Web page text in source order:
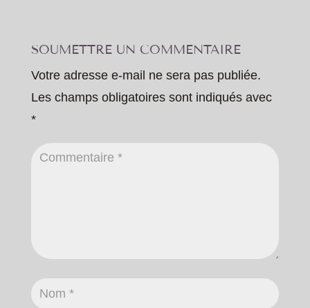
SOUMETTRE UN COMMENTAIRE
Votre adresse e-mail ne sera pas publiée.
Les champs obligatoires sont indiqués avec
*